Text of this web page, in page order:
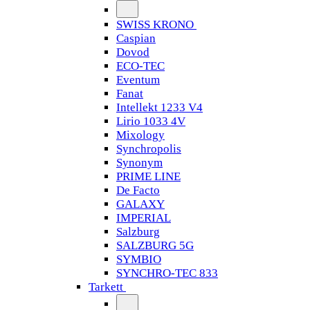
SWISS KRONO
Caspian
Dovod
ECO-TEC
Eventum
Fanat
Intellekt 1233 V4
Lirio 1033 4V
Mixology
Synchropolis
Synonym
PRIME LINE
De Facto
GALAXY
IMPERIAL
Salzburg
SALZBURG 5G
SYMBIO
SYNCHRO-TEC 833
Tarkett